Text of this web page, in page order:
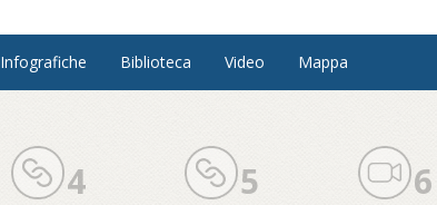
Infografiche Biblioteca Video Mappa
4 5 6